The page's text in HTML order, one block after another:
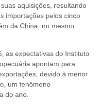
aquisições, resultando
importações pelos cinco
da China, no mesmo
as expectativas do Instituto
apontam para
devido à menor
um fenômeno
do ano.